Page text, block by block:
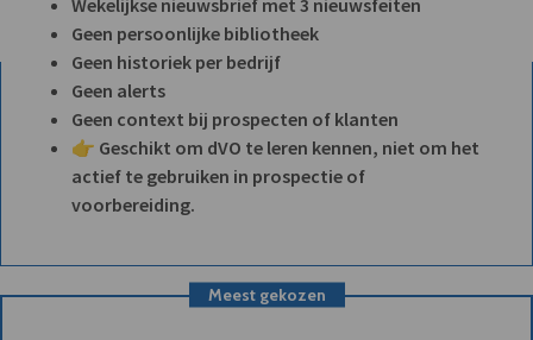
Wekelijkse nieuwsbrief met 3 nieuwsfeiten
Geen persoonlijke bibliotheek
Geen historiek per bedrijf
Geen alerts
Geen context bij prospecten of klanten
👉 Geschikt om dVO te leren kennen, niet om het
actief te gebruiken in prospectie of
voorbereiding.
Meest gekozen